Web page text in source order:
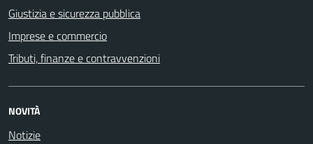
Giustizia e sicurezza pubblica
Imprese e commercio
Tributi, finanze e contravvenzioni
NOVITÀ
Notizie